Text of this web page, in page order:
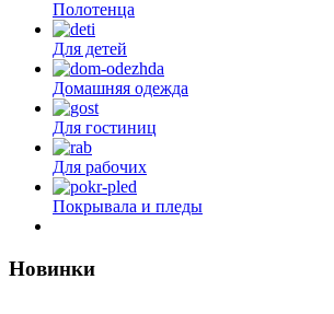
Полотенца
Для детей
Домашняя одежда
Для гостиниц
Для рабочих
Покрывала и пледы
Новинки